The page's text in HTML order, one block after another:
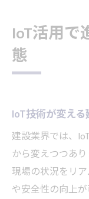
IoT活用で
態
IoT技術が変え
建設業界では、
から変えつつあ
現場の状況をリ
や安全性の向上